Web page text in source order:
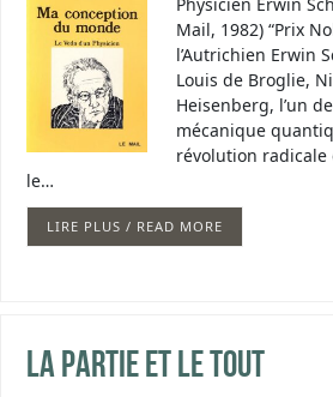
Mail, 1982) “Prix
l’Autrichien Erwin
Louis de Broglie,
Heisenberg, l’un
mécanique
révolution
le…
LIRE PLUS / READ MORE
La partie et le tout